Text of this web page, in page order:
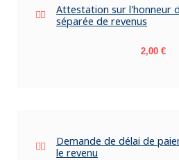
Attestation sur l'honneur
séparée de revenus
Prix
2,00 €
Demande de délai de
le revenu